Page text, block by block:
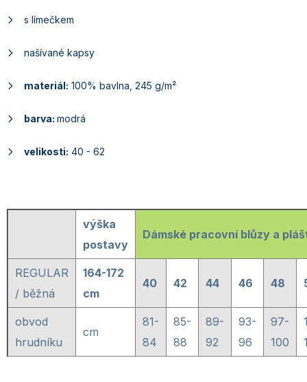
s límečkem
našívané kapsy
materiál: 100% bavlna, 245 g/m²
barva: modrá
velikosti: 40 - 62
výška
postavy
Dámské pracovní blůzy a
REGULAR
/ běžná
164-172
cm
40 42 44 46 48
obvod
hrudníku
cm
81-
84
85-
88
89-
92
93-
96
97-
100